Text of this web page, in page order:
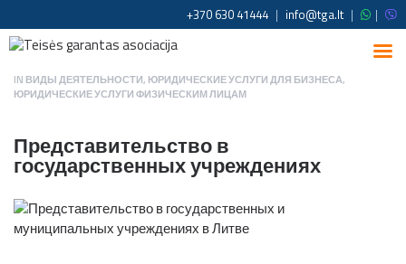
+370 630 41444 | info@tga.lt | |
IN ВИДЫ ДЕЯТЕЛЬНОСТИ, ЮРИДИЧЕСКИЕ УСЛУГИ ДЛЯ БИЗНЕСА,
ЮРИДИЧЕСКИЕ УСЛУГИ ФИЗИЧЕСКИМ ЛИЦАМ
Представительство в
государственных учреждениях